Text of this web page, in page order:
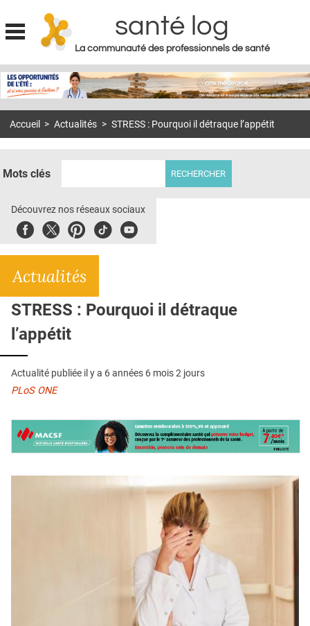
Jump to navigation
santé log
La communauté des professionnels de santé
MON COMPTE
S'ABONNER À LA REVUE SOIN À DOMICILE
RÉSEAUX
E-REVUE SAD
QUI SOMMES-NOUS ?
PUBLICITÉ
CONDITIONS GÉNÉRALES
CRÉDITS
Accueil > Actualités > STRESS : Pourquoi il détraque l’appétit
Mots clés
Découvrez nos réseaux sociaux
FacebookTwitterPinterest
TiktokYoubute
Actualités
STRESS : Pourquoi il détraque
l’appétit
Actualité publiée il y a 6 années 6 mois 2 jours
PLoS ONE